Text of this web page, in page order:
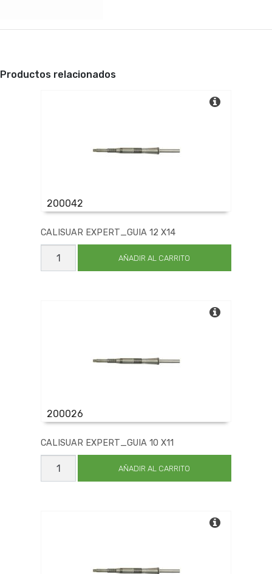
Productos relacionados
200042
CALISUAR EXPERT_GUIA 12 X14
CALISUAR
EXPERT_GUIA
12
AÑADIR AL CARRITO
200026
CALISUAR EXPERT_GUIA 10 X11
CALISUAR
EXPERT_GUIA
10
AÑADIR AL CARRITO